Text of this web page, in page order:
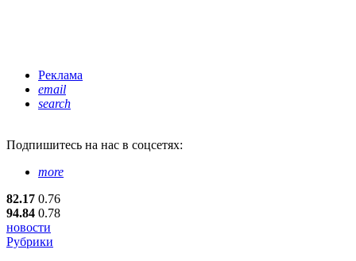
Реклама
email
search
Подпишитесь на нас в соцсетях:
more
82.17 0.76
94.84 0.78
новости
Рубрики